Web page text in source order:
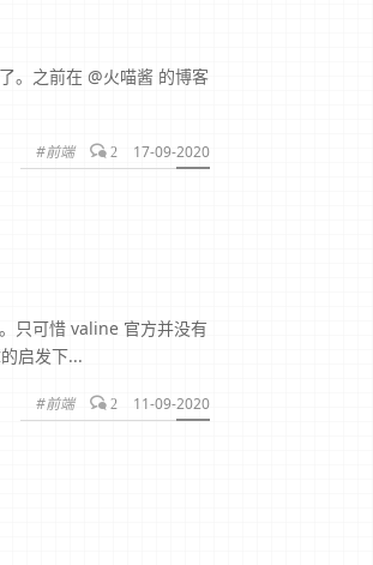
。之前在 @火喵酱 的博客
#前端 2 17-09-2020
只可惜 valine 官方并没有
启发下...
#前端 2 11-09-2020